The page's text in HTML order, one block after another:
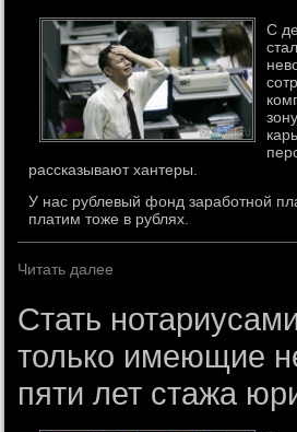
С
рассказывают хантеры.
У нас рублевый фонд заработной
платим тоже в рублях.
Читать далее
Стать
только имеющие
пяти лет стажа